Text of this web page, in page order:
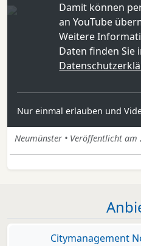
Damit können
an YouTube
Weitere
Daten finden Sie
Nur einmal erlauben und
Neumünster • Veröffentlicht am
Citymanagement